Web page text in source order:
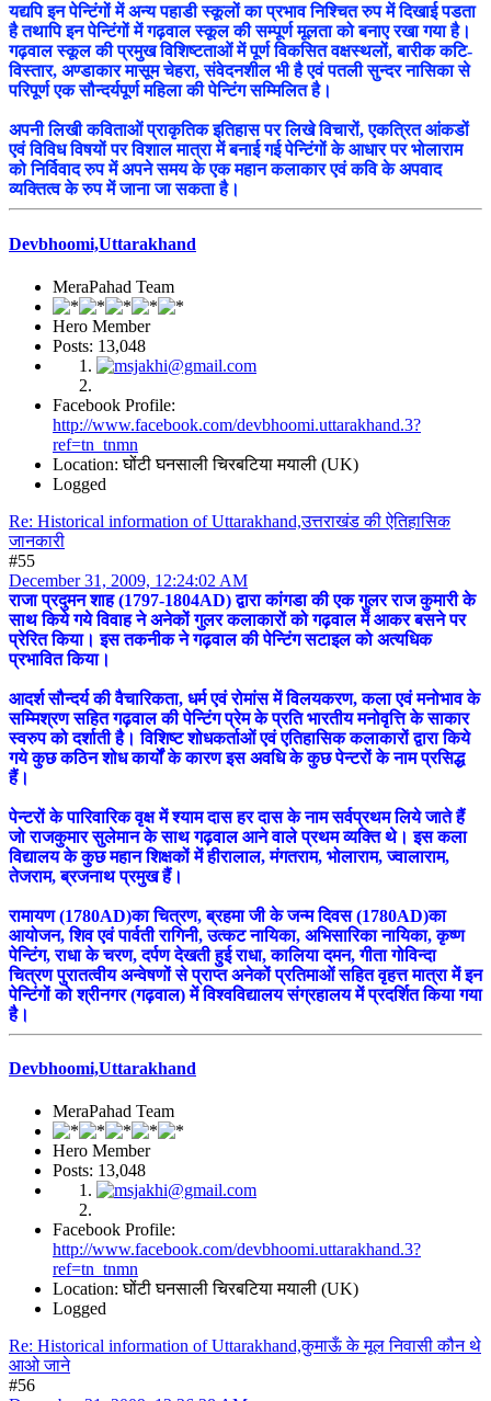
यद्यपि इन पेन्टिंगों में अन्य पहाडी स्कूलों का प्रभाव निश्चित रुप में दिखाई पडता
है तथापि इन पेन्टिंगों में गढ़वाल स्कूल की सम्पूर्ण मूलता को बनाए रखा गया है।
गढ़वाल स्कूल की प्रमुख विशिष्टताओं में पूर्ण विकसित वक्षस्थलों, बारीक कटि-
विस्तार, अण्डाकार मासूम चेहरा, संवेदनशील भी है एवं पतली सुन्दर नासिका से
परिपूर्ण एक सौन्दर्यपूर्ण महिला की पेन्टिंग सम्मिलित है।
अपनी लिखी कविताओं प्राकृतिक इतिहास पर लिखे विचारों, एकत्रित आंकडों
एवं विविध विषयों पर विशाल मात्रा में बनाई गई पेन्टिंगों के आधार पर भोलाराम
को निर्विवाद रुप में अपने समय के एक महान कलाकार एवं कवि के अपवाद
व्यक्तित्व के रुप में जाना जा सकता है।
Devbhoomi,Uttarakhand
MeraPahad Team
Hero Member
Posts: 13,048
Facebook Profile:
http://www.facebook.com/devbhoomi.uttarakhand.3?
ref=tn_tnmn
Location: घोंटी घनसाली चिरबटिया मयाली (UK)
Logged
Re: Historical information of Uttarakhand,उत्तराखंड की ऐतिहासिक
जानकारी
#55
December 31, 2009, 12:24:02 AM
राजा प्रदुमन शाह (1797-1804AD) द्वारा कांगडा की एक गुलर राज कुमारी के
साथ किये गये विवाह ने अनेकों गुलर कलाकारों को गढ़वाल में आकर बसने पर
प्रेरित किया। इस तकनीक ने गढ़वाल की पेन्टिंग सटाइल को अत्यधिक
प्रभावित किया।
आदर्श सौन्दर्य की वैचारिकता, धर्म एवं रोमांस में विलयकरण, कला एवं मनोभाव के
सम्मिश्रण सहित गढ़वाल की पेन्टिंग प्रेम के प्रति भारतीय मनोवृत्ति के साकार
स्वरुप को दर्शाती है। विशिष्ट शोधकर्ताओं एवं एतिहासिक कलाकारों द्वारा किये
गये कुछ कठिन शोध कार्यों के कारण इस अवधि के कुछ पेन्टरों के नाम प्रसिद्ध
हैं।
पेन्टरों के पारिवारिक वृक्ष में श्याम दास हर दास के नाम सर्वप्रथम लिये जाते हैं
जो राजकुमार सुलेमान के साथ गढ़वाल आने वाले प्रथम व्यक्ति थे। इस कला
विद्यालय के कुछ महान शिक्षकों में हीरालाल, मंगतराम, भोलाराम, ज्वालाराम,
तेजराम, ब्रजनाथ प्रमुख हैं।
रामायण (1780AD)का चित्रण, ब्रहमा जी के जन्म दिवस (1780AD)का
आयोजन, शिव एवं पार्वती रागिनी, उत्कट नायिका, अभिसारिका नायिका, कृष्ण
पेन्टिंग, राधा के चरण, दर्पण देखती हुई राधा, कालिया दमन, गीता गोविन्दा
चित्रण पुरातत्वीय अन्वेषणों से प्राप्त अनेकों प्रतिमाओं सहित वृहत्त मात्रा में इन
पेन्टिंगों को श्रीनगर (गढ़वाल) में विश्वविद्यालय संग्रहालय में प्रदर्शित किया गया
है।
Devbhoomi,Uttarakhand
MeraPahad Team
Hero Member
Posts: 13,048
Facebook Profile:
http://www.facebook.com/devbhoomi.uttarakhand.3?
ref=tn_tnmn
Location: घोंटी घनसाली चिरबटिया मयाली (UK)
Logged
Re: Historical information of Uttarakhand,कुमाऊँ के मूल निवासी कौन थे
आओ जाने
#56